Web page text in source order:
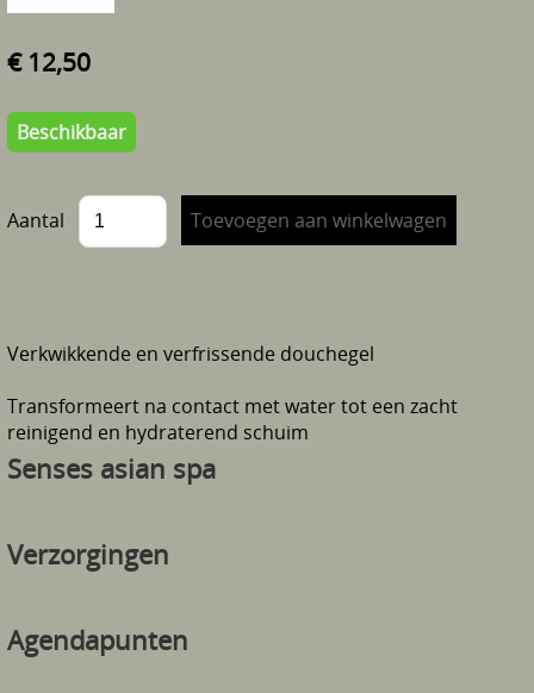
Senses asian spa
Verzorgingen
Agendapunten
€ 12,50
Beschikbaar
Aantal
Verkwikkende en verfrissende douchegel
Transformeert na contact met water tot een zacht
reinigend en hydraterend schuim